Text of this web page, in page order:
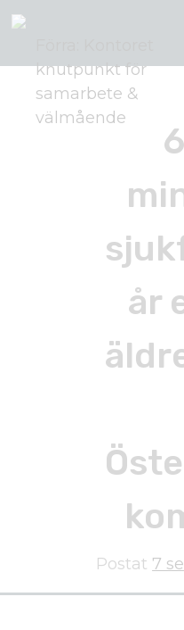
år
Postat 7
knutpunkt för
samarbete &
välmående